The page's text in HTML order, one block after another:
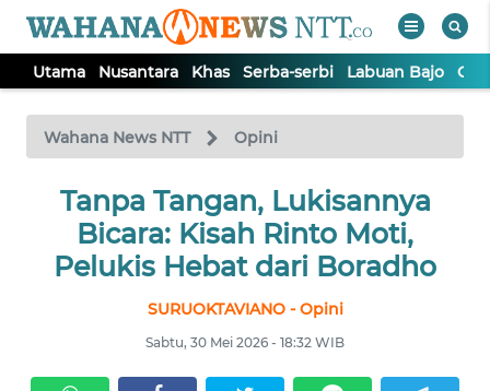
Utama Nusantara Khas Serba-serbi Labuan Bajo
Wahana News NTT Opini
Tanpa Tangan, Lukisannya
Bicara: Kisah Rinto Moti,
Pelukis Hebat dari Boradho
SURUOKTAVIANO - Opini
Sabtu, 30 Mei 2026 - 18:32 WIB
TV
Tutup
UTAMA
NUSANTARA
SERBA-